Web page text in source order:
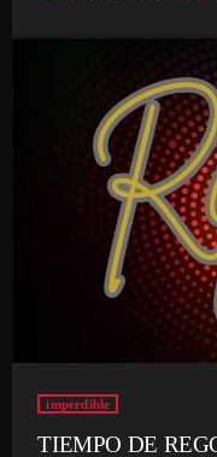
imperdible
TIEMPO DE